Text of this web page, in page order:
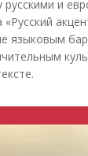
и
языковым